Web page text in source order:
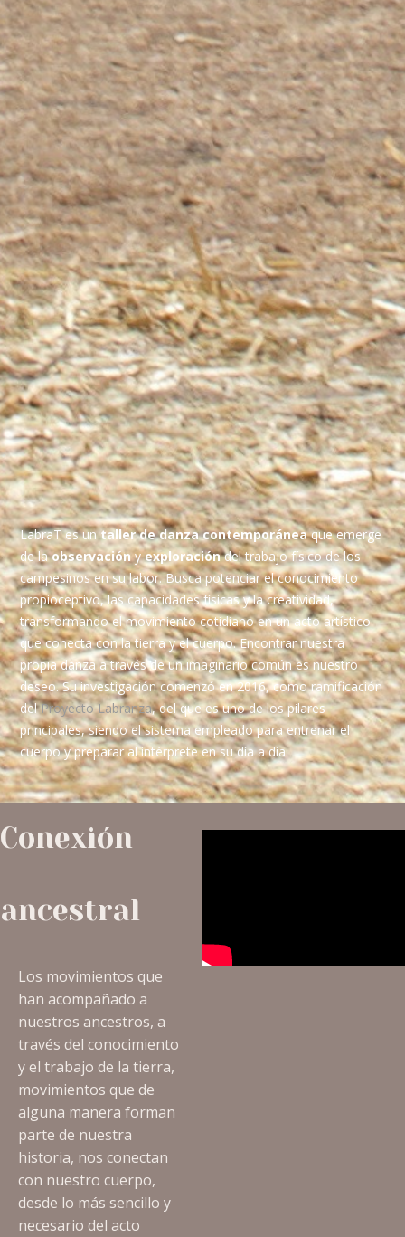
LabraT es untaller de danza contemporáneaque emerge
de laobservación yexploracióndel trabajo físico de los
campesinos en su labor. Busca potenciar el conocimiento
propioceptivo, las capacidades físicas y la creatividad,
transformando el movimiento cotidiano en un acto artístico
que conecta con la tierra y el cuerpo.Encontrar nuestra
propia danzaa través de un imaginario común es nuestro
deseo. Su investigación comenzó en 2016, como ramificación
delProyecto Labranza, del que es uno de los pilares
principales, siendo el sistema empleado para entrenar el
cuerpo y preparar al intérprete en su día a día.
Conexión
ancestral
Los movimientos que
han acompañado a
nuestros ancestros, a
través del conocimiento
y el trabajo de la tierra,
movimientos que de
alguna manera forman
parte de nuestra
historia, nos conectan
con nuestro cuerpo,
desde lo más sencillo y
necesario del acto